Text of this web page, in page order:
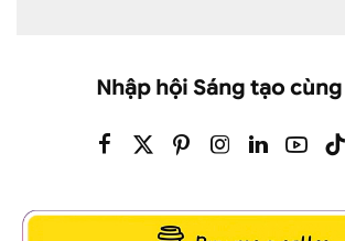
Nhập hội Sáng tạo cùng